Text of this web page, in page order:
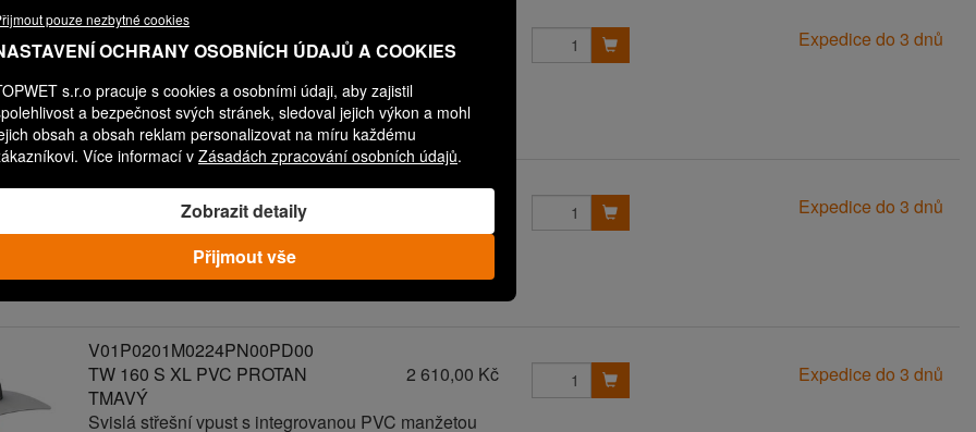
pouze nezbytné cookies
OCHRANY OSOBNÍCH ÚDAJŮ A COOKIES
s.r.o pracuje s cookies a osobními údaji, aby zajistil
a bezpečnost svých stránek, sledoval jejich výkon a mohl
obsah a obsah reklam personalizovat na míru každému
Více informací v Zásadách zpracování osobních údajů.
Zobrazit detaily
Přijmout vše
V01P0201M0221PN00PD00
TW 160 S XL PVC
MONARPLAN FM
2 610,00 Kč
Expedice do 3 dnů
Svislá střešní vpust s integrovanou PVC manžetou
V01P0201M0222PN00PD00
TW 160 S XL PVC PROTAN
SVĚTLÝ
Expedice do 3 dnů
Svislá střešní vpust s integrovanou PVC manžetou
V01P0201M0224PN00PD00
TW 160 S XL PVC PROTAN
TMAVÝ
2 610,00 Kč
Expedice do 3 dnů
Svislá střešní vpust s integrovanou PVC manžetou